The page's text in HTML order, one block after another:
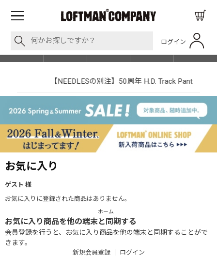
ログイン
SHOP LIST
【NEEDLESの別注】50周年 H.D. Track Pant
お気に入り
ゲスト 様
お気に入りに登録された商品はありません。
ホーム
お気に入り商品を他の端末と同期する
会員登録を行うと、お気に入り商品を他の端末と同期することがで
きます。
新規会員登録｜ ログイン